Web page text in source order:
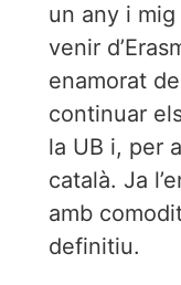
un any i
venir
enamorat
continuar
la UB i, per
català. Ja
amb
definitiu.